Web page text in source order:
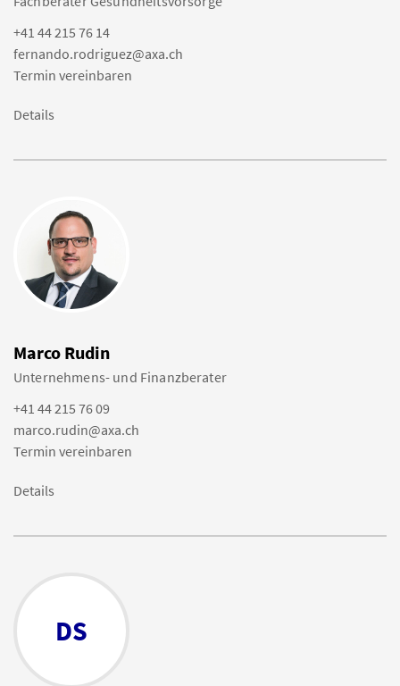
+41 44 215 76 14
fernando.rodriguez@axa.ch
Termin vereinbaren
Details
Marco Rudin
Unternehmens- und Finanzberater
+41 44 215 76 09
marco.rudin@axa.ch
Termin vereinbaren
Details
DS